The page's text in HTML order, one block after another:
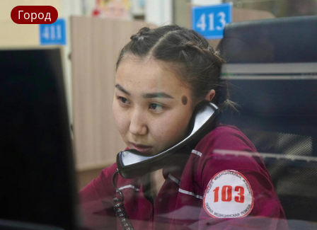
Город